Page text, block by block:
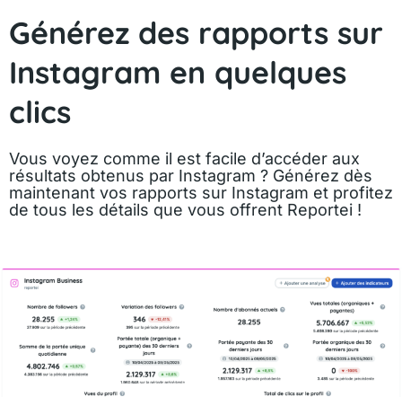
Générez des rapports sur
Instagram en quelques
clics
Vous voyez comme il est facile d’accéder aux
résultats obtenus par Instagram ? Générez dès
maintenant vos rapports sur Instagram et profitez
de tous les détails que vous offrent Reportei !